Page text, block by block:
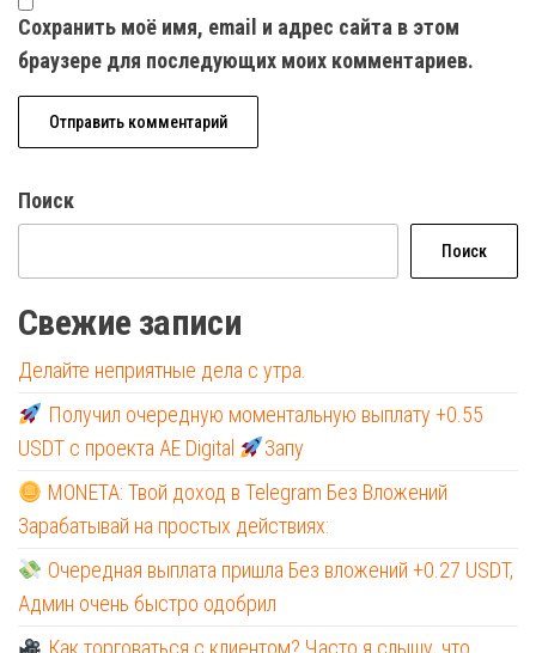
Сохранить моё имя, email и адрес сайта в этом
браузере для последующих моих комментариев.
Поиск
Поиск
Свежие записи
Делайте неприятные дела с утра.
Получил очередную моментальную выплату +0.55
USDT с проекта AE Digital
Запу
MONETA: Твой доход в Telegram Без Вложений
Зарабатывай на простых действиях:
Очередная выплата пришла Без вложений +0.27 USDT,
Админ очень быстро одобрил